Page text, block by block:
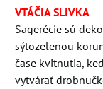
VTÁČIA SLIVKA
Sagerécie sú
sýtozelenou
čase kvitnutia,
vytvárať